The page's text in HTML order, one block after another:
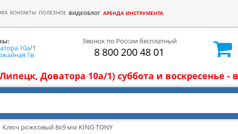
КОНТАКТЫ ПОЛЕЗНОЕ ВИДЕОБЛОГ АРЕНДА ИНСТРУМЕНТА
10а/1
1в
Звонок по России бесплатный
8 800 200 48 01
Доватора 10а/1) суббота и воскресенье
Ключ рожковый 8x9 мм KING TONY